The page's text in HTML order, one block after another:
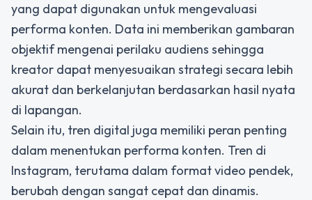
yang dapat digunakan untuk mengevaluasi
performa konten. Data ini memberikan gambaran
objektif mengenai perilaku audiens sehingga
kreator dapat menyesuaikan strategi secara lebih
akurat dan berkelanjutan berdasarkan hasil nyata
di lapangan.
Selain itu, tren digital juga memiliki peran penting
dalam menentukan performa konten. Tren di
Instagram, terutama dalam format video pendek,
berubah dengan sangat cepat dan dinamis.